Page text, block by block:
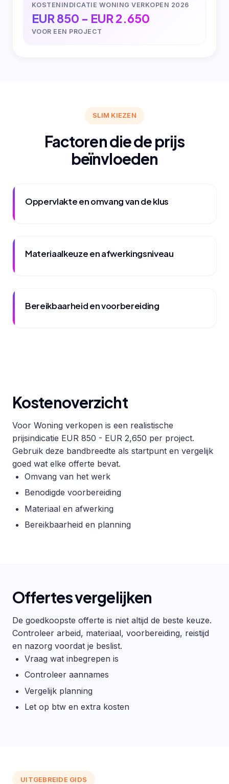
KOSTENINDICATIE WONING VERKOPEN 2026
EUR 850 - EUR 2.650
VOOR EEN PROJECT
SLIM KIEZEN
Factoren die de prijs
beïnvloeden
Oppervlakte en omvang van de klus
Materiaalkeuze en afwerkingsniveau
Bereikbaarheid en voorbereiding
Kostenoverzicht
Voor Woning verkopen is een realistische
prijsindicatie EUR 850 - EUR 2,650 per project.
Gebruik deze bandbreedte als startpunt en vergelijk
goed wat elke offerte bevat.
Omvang van het werk
Benodigde voorbereiding
Materiaal en afwerking
Bereikbaarheid en planning
Offertes vergelijken
De goedkoopste offerte is niet altijd de beste keuze.
Controleer arbeid, materiaal, voorbereiding, reistijd
en nazorg voordat je beslist.
Vraag wat inbegrepen is
Controleer aannames
Vergelijk planning
Let op btw en extra kosten
UITGEBREIDE GIDS